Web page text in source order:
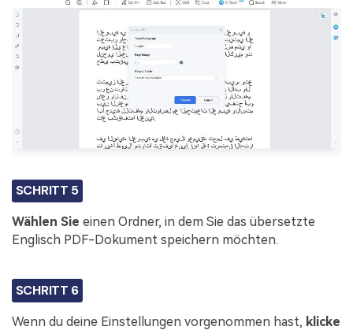
SCHRITT 5
Wählen Sie einen Ordner, in dem Sie das übersetzte
Englisch PDF-Dokument speichern möchten.
SCHRITT 6
Wenn du deine Einstellungen vorgenommen hast, klicke